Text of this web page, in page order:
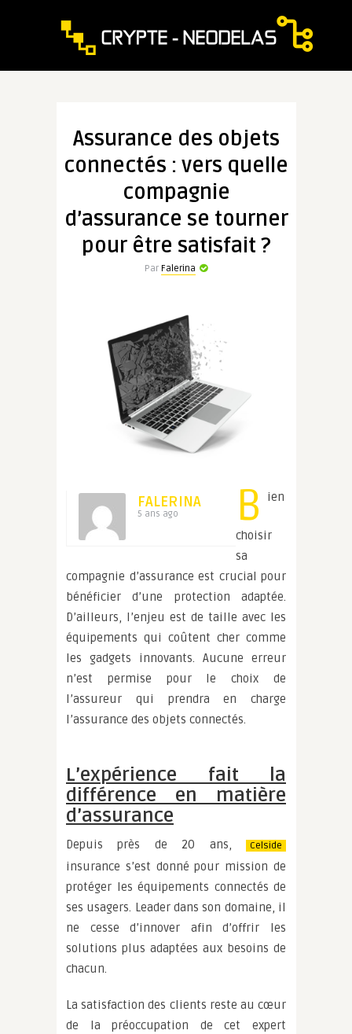
Assurance des objets
connectés : vers quelle
compagnie
d’assurance se tourner
pour être satisfait ?
Par Falerina
FALERINA
5 ans ago B ien
choisir
sa
compagnie d’assurance est crucial pour
bénéficier d’une protection adaptée.
D’ailleurs, l’enjeu est de taille avec les
équipements qui coûtent cher comme
les gadgets innovants. Aucune erreur
n’est permise pour le choix de
l’assureur qui prendra en charge
l’assurance des objets connectés.
L’expérience fait la
différence en matière
d’assurance
Depuis près de 20 ans, Celside
insurance s’est donné pour mission de
protéger les équipements connectés de
ses usagers. Leader dans son domaine, il
ne cesse d’innover afin d’offrir les
solutions plus adaptées aux besoins de
chacun.
La satisfaction des clients reste au cœur
de la préoccupation de cet expert